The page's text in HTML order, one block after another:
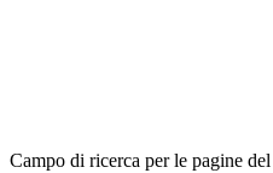
Campo di ricerca per le pagine